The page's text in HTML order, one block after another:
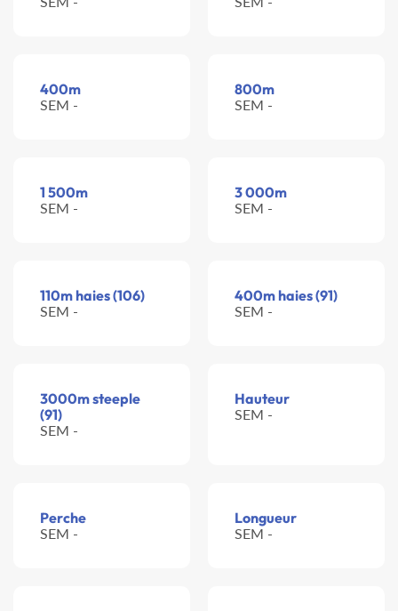
400m
SEM -
800m
SEM -
1 500m
SEM -
3 000m
SEM -
110m haies (106)
SEM -
400m haies (91)
SEM -
3000m steeple
(91)
SEM -
Hauteur
SEM -
Perche
SEM -
Longueur
SEM -